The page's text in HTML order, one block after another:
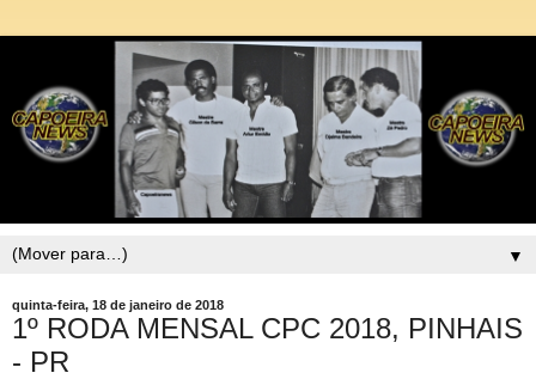
▼
quinta-feira, 18 de janeiro de 2018
1º RODA MENSAL CPC 2018, PINHAIS
- PR